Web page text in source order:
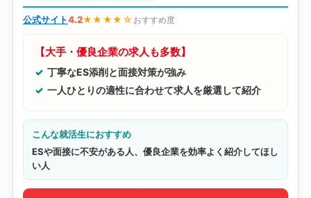
公式サイト4.2★★★★☆ おすすめ度
【大手・優良企業の求人も多数】
丁寧なES添削と面接対策が強み
一人ひとりの適性に合わせて求人を厳選して紹介
こんな就活生におすすめ
ESや面接に不安がある人、優良企業を効率よく紹介してほし
い人